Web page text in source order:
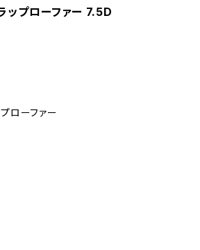
プローファー 7.5D
ローファー